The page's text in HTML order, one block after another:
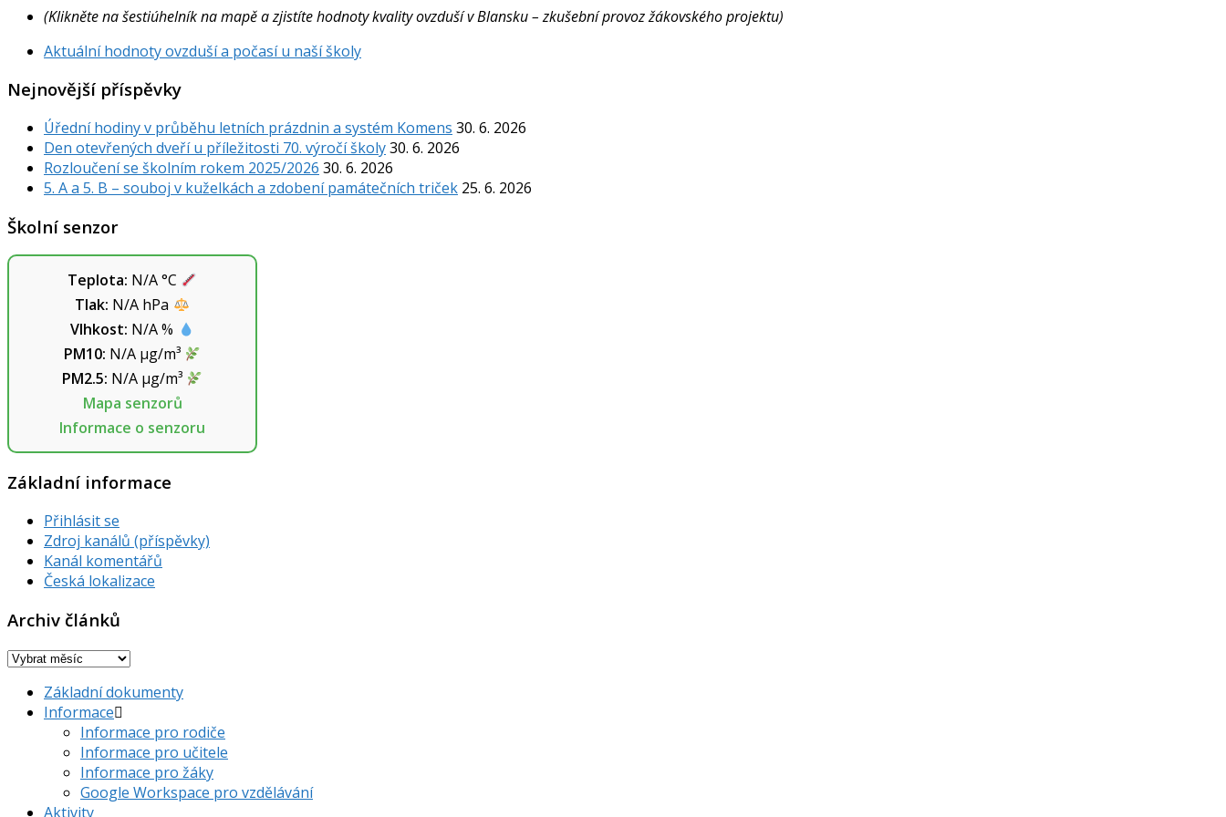
(Klikněte na šestiúhelník na mapě a zjistíte hodnoty kvality ovzduší v Blansku – zkušební provoz žákovského projektu)
Aktuální hodnoty ovzduší a počasí u naší školy
Nejnovější příspěvky
Úřední hodiny v průběhu letních prázdnin a systém Komens 30. 6. 2026
Den otevřených dveří u příležitosti 70. výročí školy30. 6. 2026
Rozloučení se školním rokem 2025/2026 30. 6. 2026
5. A a 5. B – souboj v kuželkách a zdobení památečních triček 25. 6. 2026
Školní senzor
Teplota: N/A°C
Tlak: N/A hPa
Vlhkost: N/A%
PM10: N/Aµg/m³
PM2.5: N/Aµg/m³
Mapa senzorů
Informace o senzoru
Základní informace
Přihlásit se
Zdroj kanálů (příspěvky)
Kanál komentářů
Česká lokalizace
Archiv článků
Archiv
Základní dokumenty
Informace
Informace pro rodiče
Informace pro učitele
Informace pro žáky
Google Workspace pro vzdělávání
Aktivity